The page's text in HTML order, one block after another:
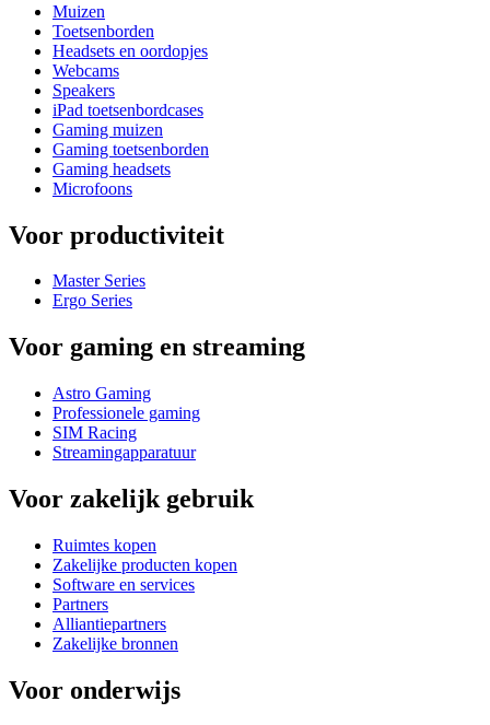
Muizen
Toetsenborden
Headsets en oordopjes
Webcams
Speakers
iPad toetsenbordcases
Gaming muizen
Gaming toetsenborden
Gaming headsets
Microfoons
Voor productiviteit
Master Series
Ergo Series
Voor gaming en streaming
Astro Gaming
Professionele gaming
SIM Racing
Streamingapparatuur
Voor zakelijk gebruik
Ruimtes kopen
Zakelijke producten kopen
Software en services
Partners
Alliantiepartners
Zakelijke bronnen
Voor onderwijs